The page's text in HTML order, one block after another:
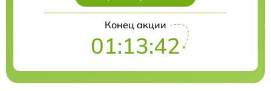
Конец акции
01:13:41